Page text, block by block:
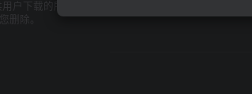
户下载的所有内容均转自互联网。如有内容侵犯您
删除。